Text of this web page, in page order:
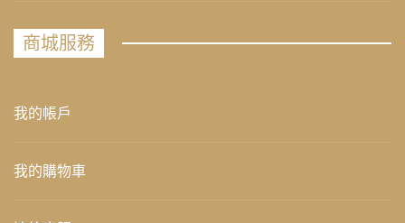
商城服務
我的帳戶
我的購物車